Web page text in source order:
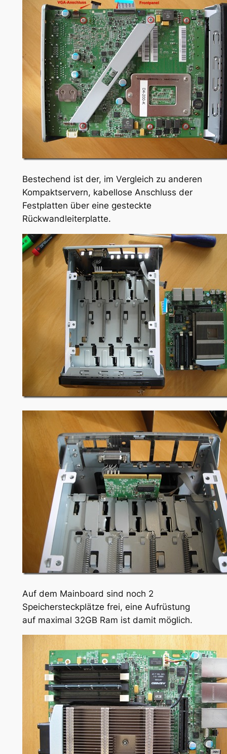
Bestechend ist der, im Vergleich zu anderen
Kompaktservern, kabellose Anschluss der
Festplatten über eine gesteckte
Rückwandleiterplatte.
Auf dem Mainboard sind noch 2
Speichersteckplätze frei, eine Aufrüstung
auf maximal 32GB Ram ist damit möglich.